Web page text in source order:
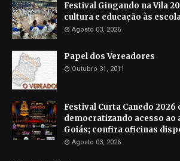
Festival Gingando na Vila
cultura e educação às
Agosto 03, 2026
Papel dos Vereadores
Outubro 31, 2011
Festival Curta Canedo 2026
democratizando acesso ao
Goiás; confira oficinas
Agosto 03, 2026